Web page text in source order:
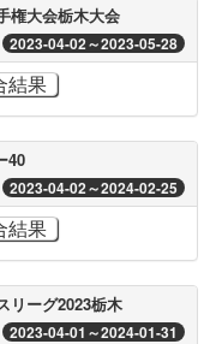
権大会栃木大会
2023-04-02～2023-05-28
結果
40
2023-04-02～2024-02-25
結果
リーグ2023栃木
2023-04-01～2024-01-31